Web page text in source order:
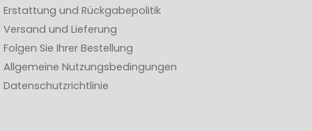
Erstattung und Rückgabepolitik
Versand und Lieferung
Folgen Sie Ihrer Bestellung
Allgemeine Nutzungsbedingungen
Datenschutzrichtlinie